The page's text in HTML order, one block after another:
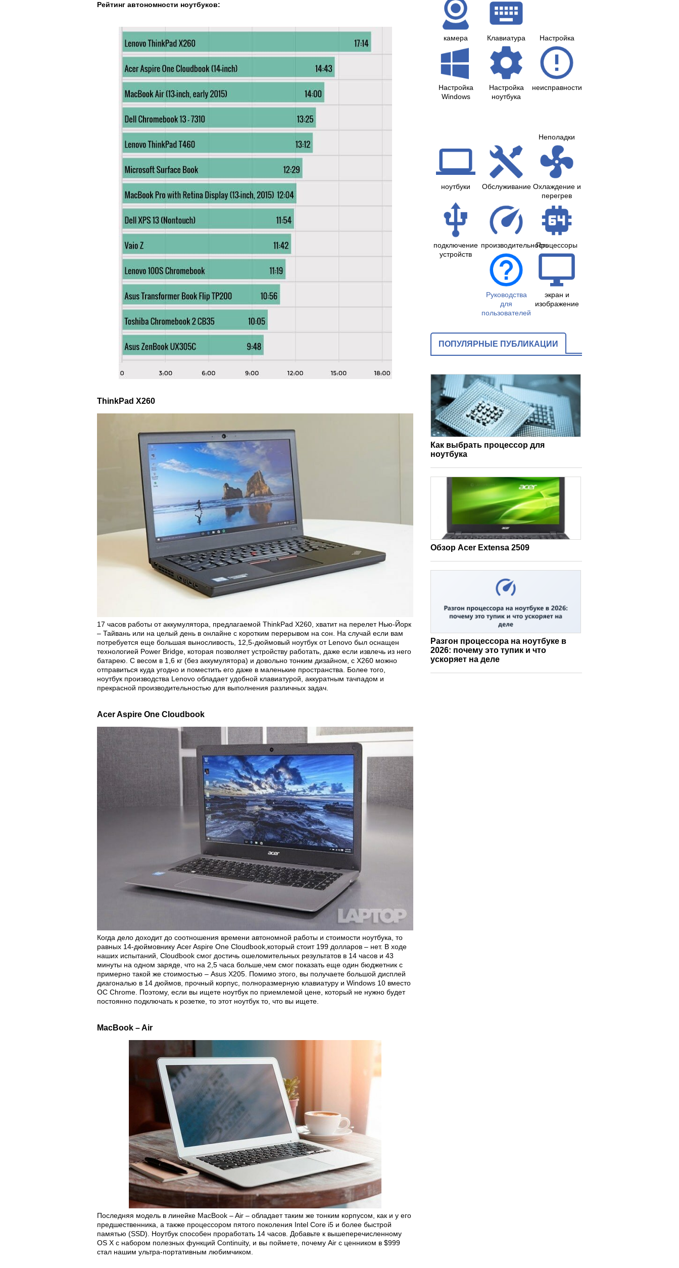
Рейтинг автономности ноутбуков:
ThinkPad X260
17 часов работы от аккумулятора, предлагаемой ThinkPad X260, хватит на перелет Нью-Йорк
– Тайвань или на целый день в онлайне с коротким перерывом на сон. На случай если вам
потребуется еще большая выносливость, 12,5-дюймовый ноутбук от Lenovo был оснащен
технологией Power Bridge, которая позволяет устройству работать, даже если извлечь из него
батарею. С весом в 1,6 кг (без аккумулятора) и довольно тонким дизайном, с X260 можно
отправиться куда угодно и поместить его даже в маленькие пространства. Более того,
ноутбук производства Lenovo обладает удобной клавиатурой, аккуратным тачпадом и
прекрасной производительностью для выполнения различных задач.
Acer Aspire One Cloudbook
Когда дело доходит до соотношения времени автономной работы и стоимости ноутбука, то
равных 14-дюймовнику Acer Aspire One Cloudbook,который стоит 199 долларов – нет. В ходе
наших испытаний, Cloudbook смог достичь ошеломительных результатов в 14 часов и 43
минуты на одном заряде, что на 2,5 часа больше,чем смог показать еще один бюджетник с
примерно такой же стоимостью – Asus X205. Помимо этого, вы получаете большой дисплей
диагональю в 14 дюймов, прочный корпус, полноразмерную клавиатуру и Windows 10 вместо
ОС Chrome. Поэтому, если вы ищете ноутбук по приемлемой цене, который не нужно будет
постоянно подключать к розетке, то этот ноутбук то, что вы ищете.
MacBook – Air
Последняя модель в линейке MacBook – Air – обладает таким же тонким корпусом, как и у его
предшественника, а также процессором пятого поколения Intel Core i5 и более быстрой
памятью (SSD). Ноутбук способен проработать 14 часов. Добавьте к вышеперечисленному
OS X с набором полезных функций Continuity, и вы поймете, почему Air с ценником в $999
стал нашим ультра-портативным любимчиком.
камера Клавиатура Настройка
Настройка
Windows
Настройка
ноутбука
неисправности
Неполадки
ноутбуки Обслуживание Охлаждение и
перегрев
подключение
устройств
производительностьПроцессоры
Руководства
для
пользователей
экран и
изображение
ПОПУЛЯРНЫЕ ПУБЛИКАЦИИ
Как выбрать процессор для
ноутбука
Обзор Acer Extensa 2509
Разгон процессора на ноутбуке в
2026: почему это тупик и что
ускоряет на деле